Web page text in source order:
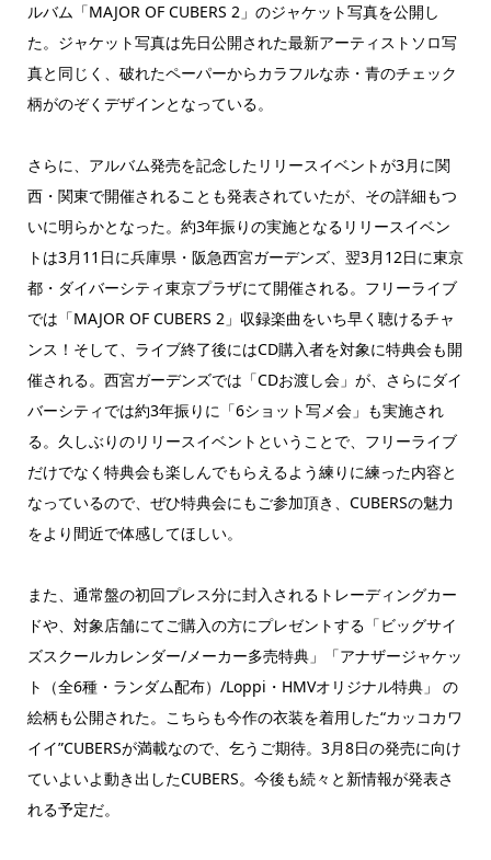
ルバム「MAJOR OF CUBERS 2」のジャケット写真を公開し
た。ジャケット写真は先日公開された最新アーティストソロ写
真と同じく、破れたペーパーからカラフルな赤・青のチェック
柄がのぞくデザインとなっている。
さらに、アルバム発売を記念したリリースイベントが3月に関
西・関東で開催されることも発表されていたが、その詳細もつ
いに明らかとなった。約3年振りの実施となるリリースイベン
トは3月11日に兵庫県・阪急西宮ガーデンズ、翌3月12日に東京
都・ダイバーシティ東京プラザにて開催される。フリーライブ
では「MAJOR OF CUBERS 2」収録楽曲をいち早く聴けるチャ
ンス！そして、ライブ終了後にはCD購入者を対象に特典会も開
催される。西宮ガーデンズでは「CDお渡し会」が、さらにダイ
バーシティでは約3年振りに「6ショット写メ会」も実施され
る。久しぶりのリリースイベントということで、フリーライブ
だけでなく特典会も楽しんでもらえるよう練りに練った内容と
なっているので、ぜひ特典会にもご参加頂き、CUBERSの魅力
をより間近で体感してほしい。
また、通常盤の初回プレス分に封入されるトレーディングカー
ドや、対象店舗にてご購入の方にプレゼントする「ビッグサイ
ズスクールカレンダー/メーカー多売特典」「アナザージャケッ
ト（全6種・ランダム配布）/Loppi・HMVオリジナル特典」 の
絵柄も公開された。こちらも今作の衣装を着用した“カッコカワ
イイ”CUBERSが満載なので、乞うご期待。3月8日の発売に向け
ていよいよ動き出したCUBERS。今後も続々と新情報が発表さ
れる予定だ。